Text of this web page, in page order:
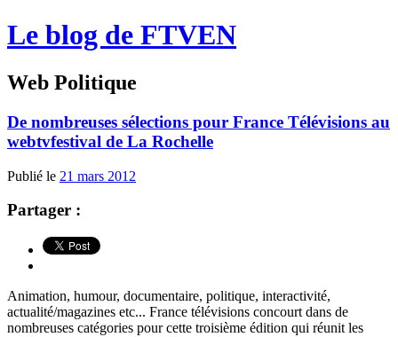
Le blog de FTVEN
Web Politique
De nombreuses sélections pour France Télévisions au
webtvfestival de La Rochelle
Publié le 21 mars 2012
Partager :
Animation, humour, documentaire, politique, interactivité,
actualité/magazines etc... France télévisions concourt dans de
nombreuses catégories pour cette troisième édition qui réunit les